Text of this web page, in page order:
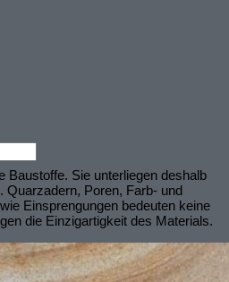
Baustoffe. Sie unterliegen deshalb
Quarzadern, Poren, Farb- und
Einsprengungen bedeuten keine
die Einzigartigkeit des Materials.